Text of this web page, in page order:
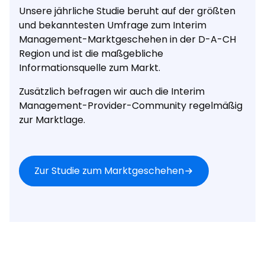
Unsere jährliche Studie beruht auf der größten
und bekanntesten Umfrage zum Interim
Management-Marktgeschehen in der D-A-CH
Region und ist die maßgebliche
Informationsquelle zum Markt.
Zusätzlich befragen wir auch die Interim
Management-Provider-Community regelmäßig
zur Marktlage.
Zur Studie zum Marktgeschehen